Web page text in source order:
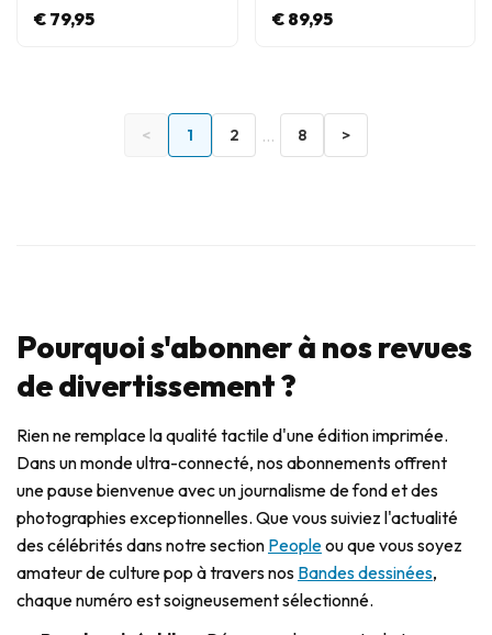
€ 79,95 € 89,95
< 1 2 ... 8 >
Pourquoi s'abonner à nos revues
de divertissement ?
Rien ne remplace la qualité tactile d'une édition imprimée.
Dans un monde ultra-connecté, nos abonnements offrent
une pause bienvenue avec un journalisme de fond et des
photographies exceptionnelles. Que vous suiviez l'actualité
des célébrités dans notre section Peopleou que vous soyez
amateur de culture pop à travers nos Bandes dessinées,
chaque numéro est soigneusement sélectionné.